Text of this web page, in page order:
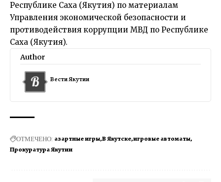
Республике Саха (Якутия) по материалам
Управления экономической безопасности и
противодействия коррупции МВД по Республике
Саха (Якутия).
Author
Вести Якутии
ОТМЕЧЕНО: азартные игры В Якутске игровые автоматы
Прокуратура Якутии